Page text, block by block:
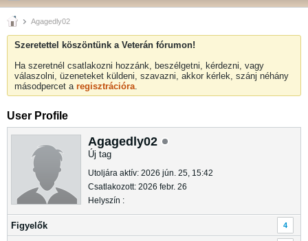
Agagedly02
Szeretettel köszöntünk a Veterán fórumon!
Ha szeretnél csatlakozni hozzánk, beszélgetni, kérdezni, vagy
válaszolni, üzeneteket küldeni, szavazni, akkor kérlek, szánj néhány
másodpercet a regisztrációra.
User Profile
Agagedly02
Új tag
Utoljára aktív: 2026 jún. 25, 15:42
Csatlakozott: 2026 febr. 26
Helyszín :
Figyelők 4